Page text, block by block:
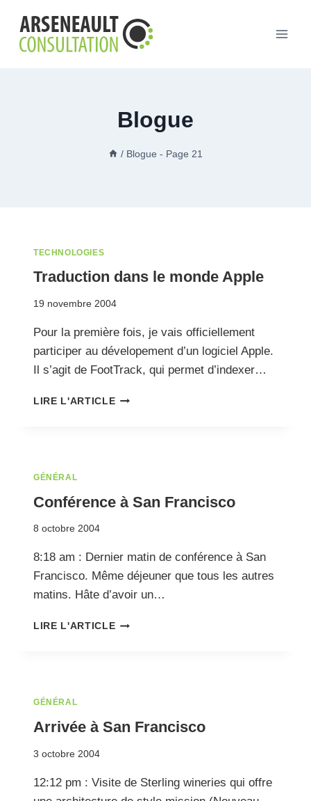
contenu
Blogue
/ Blogue - Page 21
TECHNOLOGIES
Traduction dans le monde Apple
19 novembre 2004
Pour la première fois, je vais officiellement
participer au dévelopement d’un logiciel Apple.
Il s’agit de FootTrack, qui permet d’indexer…
LIRE L'ARTICLETRADUCTION
GÉNÉRAL
Conférence à San Francisco
8 octobre 2004
8:18 am : Dernier matin de conférence à San
Francisco. Même déjeuner que tous les autres
matins. Hâte d’avoir un…
LIRE L'ARTICLECONFÉRENCE
GÉNÉRAL
Arrivée à San Francisco
3 octobre 2004
12:12 pm : Visite de Sterling wineries qui offre